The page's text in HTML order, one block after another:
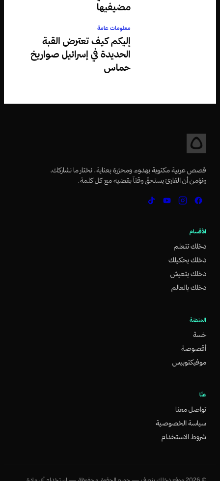
مضيفيها
معلومات عامة
إليكم كيف تعترض القبة
الحديدة في إسرائيل صواريخ
حماس
قصص عربية مكتوبة بهدوء، ومحرّرة بعناية. نختار ما نشاركك،
ونؤمن أن القارئ يستحقّ وقتاً يقضيه مع كل كلمة.
الأقسام
دخلك تتعلم
دخلك بحكيلك
دخلك بتعيش
دخلك بالعالم
المنصّة
خسة
أقصوصة
موفيكتوبيس
عنّا
تواصل معنا
سياسة الخصوصية
شروط الاستخدام